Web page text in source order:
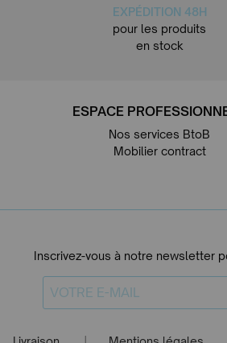
EXPÉDITION 48H
pour les produits
en stock
ESPACE
Nos services BtoB
Mobilier contract
Inscrivez-vous à notre newsletter